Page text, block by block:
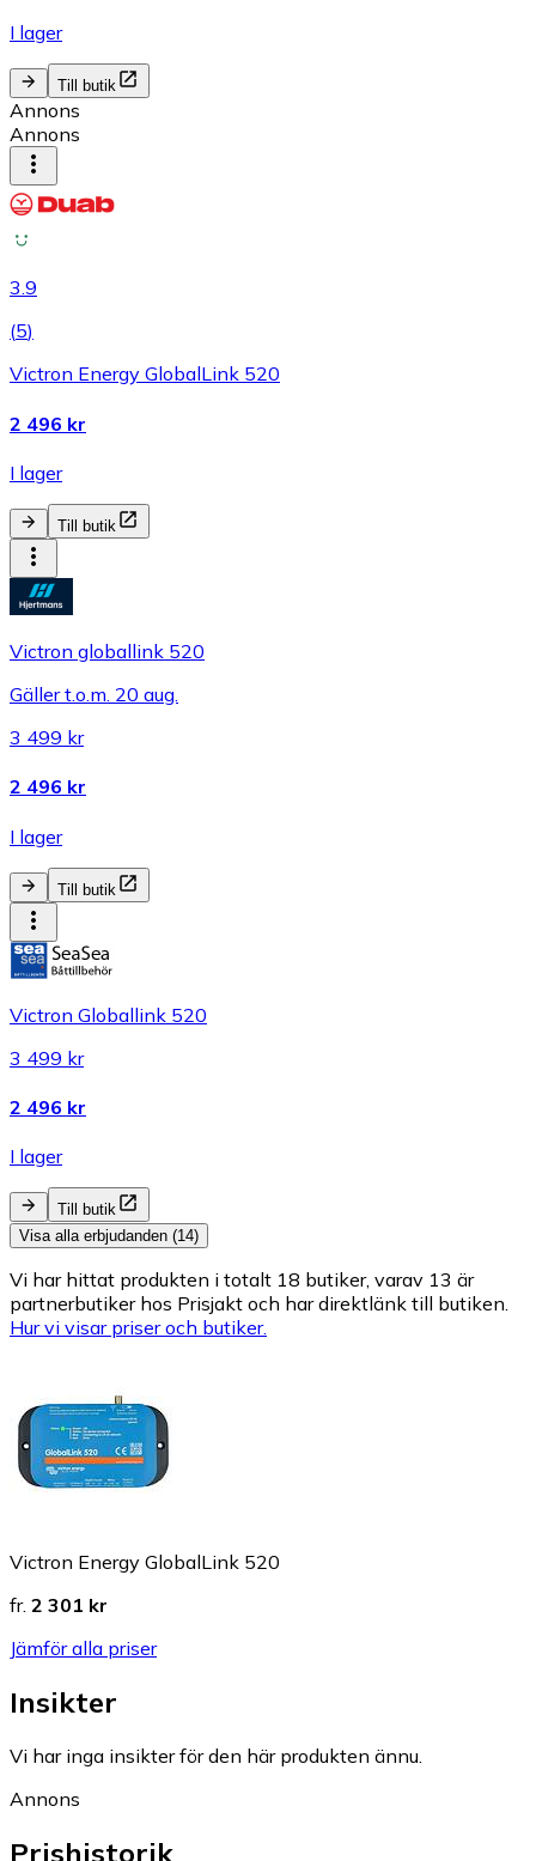
I lager
Till butik
Annons
Annons
3.9
(5)
Victron Energy GlobalLink 520
2 496 kr
I lager
Till butik
Victron globallink 520
Gäller t.o.m. 20 aug.
3 499 kr
2 496 kr
I lager
Till butik
Victron Globallink 520
3 499 kr
2 496 kr
I lager
Till butik
Visa alla erbjudanden (14)
Vi har hittat produkten i totalt 18 butiker, varav 13 är
partnerbutiker hos Prisjakt och har direktlänk till butiken.
Hur vi visar priser och butiker.
Victron Energy GlobalLink 520
fr. 2 301 kr
Jämför alla priser
Insikter
Vi har inga insikter för den här produkten ännu.
Annons
Prishistorik